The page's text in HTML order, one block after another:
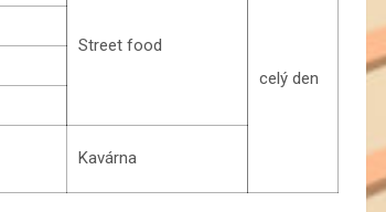
Street food
celý den
Kavárna